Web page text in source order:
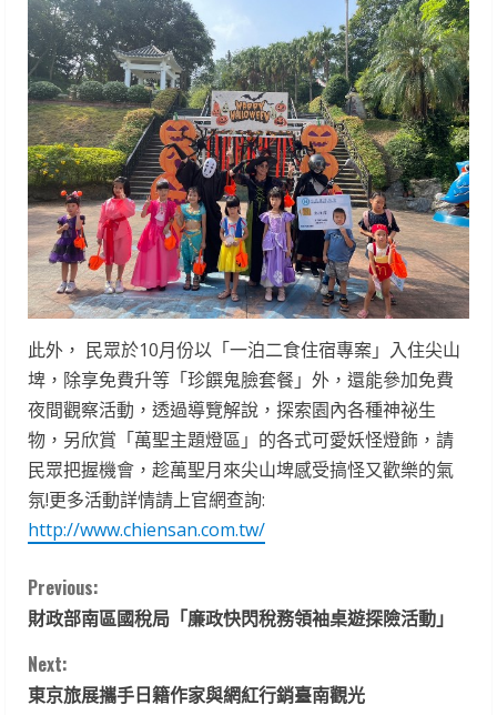
此外， 民眾於10月份以「一泊二食住宿專案」入住尖山
埤，除享免費升等「珍饌鬼臉套餐」外，還能參加免費
夜間觀察活動，透過導覽解說，探索園內各種神祕生
物，另欣賞「萬聖主題燈區」的各式可愛妖怪燈飾，請
民眾把握機會，趁萬聖月來尖山埤感受搞怪又歡樂的氣
氛!更多活動詳情請上官網查詢:
http://www.chiensan.com.tw/
C
o
n
Previous:
財政部南區國稅局「廉政快閃稅務領袖桌遊探險活動」
Next:
東京旅展攜手日籍作家與網紅行銷臺南觀光